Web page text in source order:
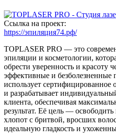
Ссылка на проект:
https://эпиляция74.рф/
TOPLASER PRO — это
эпиляции и косметологии,
обрести уверенность и красоту
эффективные и безболезненные
использует сертифицированное
и разрабатывает
клиента, обеспечивая
результат. Её цель —
хлопот с бритвой, вросших
идеальную гладкость и